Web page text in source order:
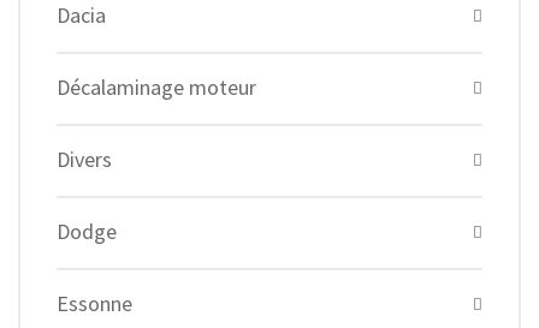
Dacia
Décalaminage moteur
Divers
Dodge
Essonne